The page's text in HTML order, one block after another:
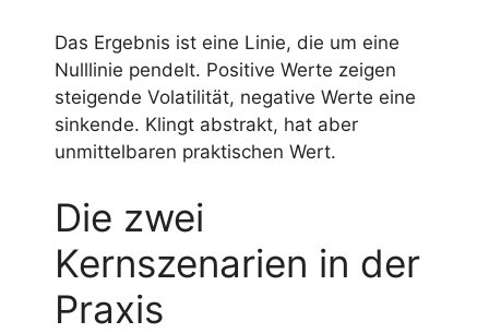
Das Ergebnis ist eine Linie, die um eine
Nulllinie pendelt. Positive Werte zeigen
steigende Volatilität, negative Werte eine
sinkende. Klingt abstrakt, hat aber
unmittelbaren praktischen Wert.
Die zwei
Kernszenarien in der
Praxis